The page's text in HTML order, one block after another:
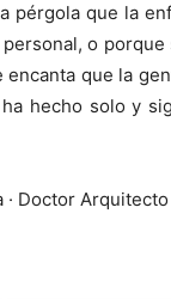
pérgola que la
o
encanta que la
hecho solo y
Doctor Arquitecto